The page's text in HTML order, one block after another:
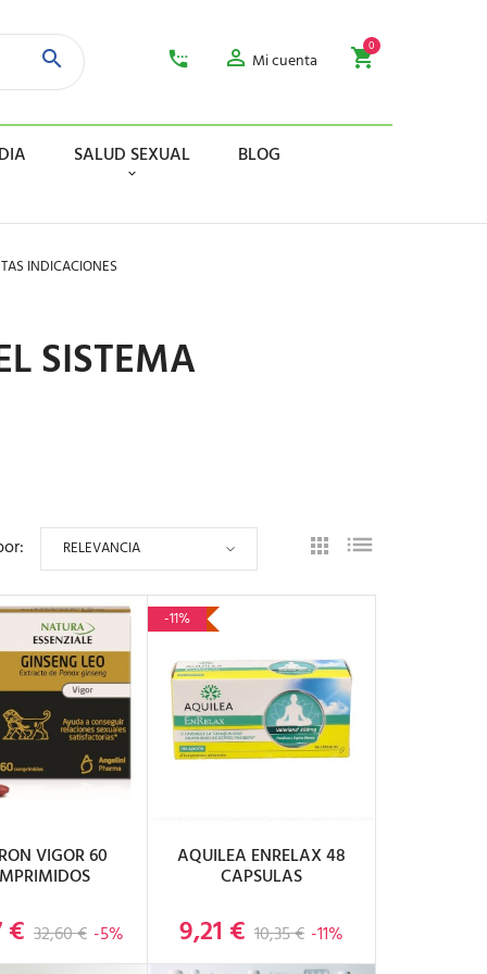
Mi cuenta
0
SALUD SEXUAL
BLOG
INDICACIONES
SISTEMA
RELEVANCIA
AL CARRITO
VIGOR 60
Precio base
32,60 € -5%
Precio
€
-11%
AÑADIR AL CARRITO
AQUILEA ENRELAX 48
CAPSULAS
Precio base
10,35 € -11%
Precio
9,21 €